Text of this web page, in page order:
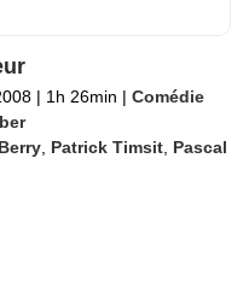
| 1h 26min | Comédie
, Patrick Timsit, Pascal